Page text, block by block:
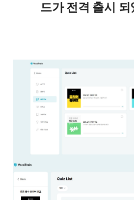
드가 전격 출시 되